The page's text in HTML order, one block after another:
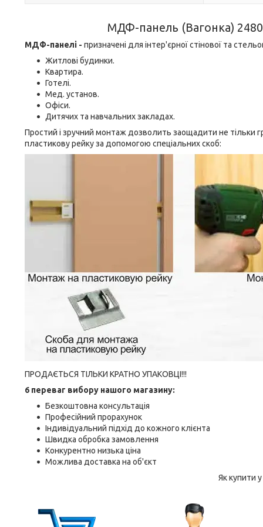
МДФ-панель (Вагонка)
МДФ-панелі - призначені для інтер'єрної стінової та
Житлові будинки.
Квартира.
Готелі.
Мед. установ.
Офіси.
Дитячих та навчальних закладах.
Простий і зручний монтаж дозволить заощадити не тільки
пластикову рейку за допомогою спеціальних скоб:
ПРОДАЄТЬСЯ ТІЛЬКИ КРАТНО УПАКОВЦІ!!!
6 переваг вибору нашого магазину:
Безкоштовна консультація
Професійний прорахунок
Індивідуальний підхід до кожного клієнта
Швидка обробка замовлення
Конкурентно низька ціна
Можлива доставка на об'єкт
Як купити